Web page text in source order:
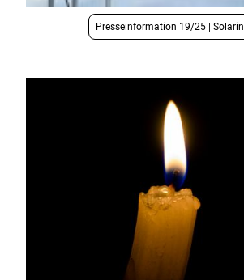
Presseinformation 19/25 |